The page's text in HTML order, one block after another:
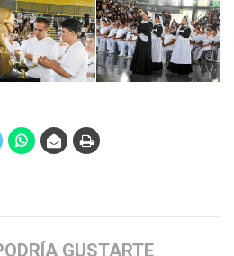
GUSTARTE